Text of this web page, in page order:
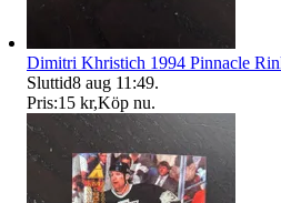
Dimitri Khristich 1994 Pinnacle
Sluttid8 aug 11:49.
Pris:15 kr,Köp nu.